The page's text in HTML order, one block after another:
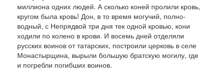
миллиона одних людей. А сколько коней пролили кровь,
кругом была кровь! Дон, в то время могучий, полно­
водный, с Непрядвой три дня тек одной кровью, ко­ни
ходили по колено в крови. И восемь дней отделяли
русских воинов от татарских, построили церковь в селе
Монастырщина, вырыли большую братскую могилу, где
и погребли погибших воинов.